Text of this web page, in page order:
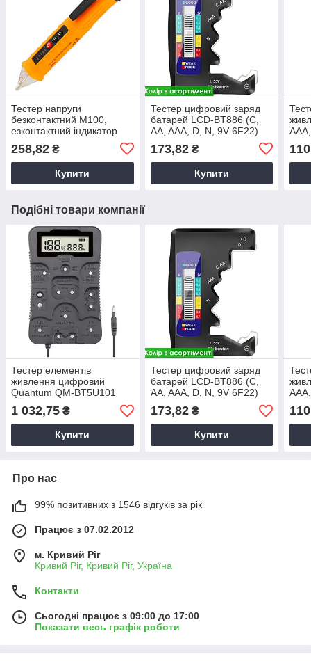
Тестер напруги
безконтактний M100,
езконтактний індикатор
детектор напруги
258,82 ₴
Купити
Тестер цифровий заряд
батарей LCD-BT886 (C,
AA, AAA, D, N, 9V 6F22)
батарейок
173,82₴
Купити
Подібні товари компанії
Тестер елементів
живлення цифровий
Quantum QM-BT5U101
(універсальний), прилад
для перевірки батарей
1 032,75 ₴
Купити
Тестер цифровий заряд
батарей LCD-BT886 (C,
AA, AAA, D, N, 9V 6F22)
1.5V, вимірювач заряду
батарейок
173,82₴
Купити
Про нас
99% позитивних з 1546 відгуків за рік
Працює з 07.02.2012
м. Кривий Ріг
Кривий Ріг, Кривий Ріг, Україна
Контакти
Сьогодні працює з 09:00 до 17:00
Показати весь графік роботи